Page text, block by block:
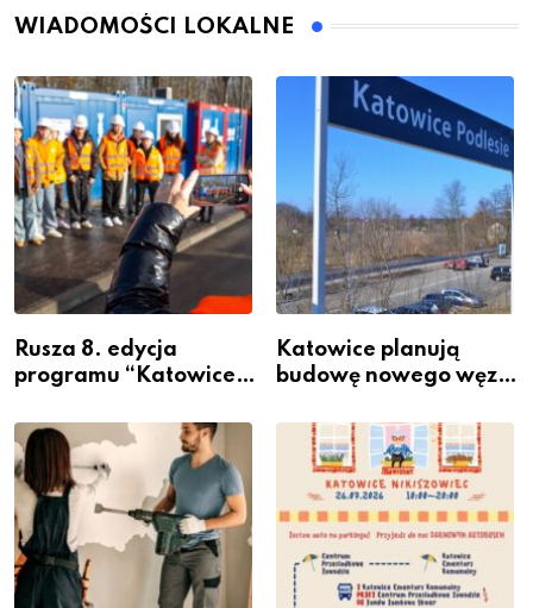
WIADOMOŚCI LOKALNE
Rusza 8. edycja
programu “Katowice
– nabór dla
przedsiębiorców
Katowice planują
budowę nowego węzła
Podlesiu